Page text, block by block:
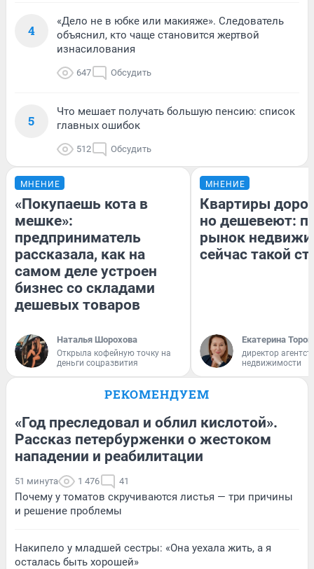
4
«Дело не в юбке или макияже». Следователь
объяснил, кто чаще становится жертвой
изнасилования
647 Обсудить
5
Что мешает получать большую пенсию: список
главных ошибок
512 Обсудить
МНЕНИЕ
«Покупаешь кота в
мешке»:
предприниматель
рассказала, как на
самом деле устроен
бизнес со складами
дешевых товаров
Наталья Шорохова
Открыла кофейную точку на
деньги соцразвития
МНЕНИЕ
Квартиры
но дешевеют:
рынок
сейчас такой
Екатерина
директор
недвижимости
РЕКОМЕНДУЕМ
«Год преследовал и облил кислотой».
Рассказ петербурженки о жестоком
нападении и реабилитации
51 минута 1 476 41
Почему у томатов скручиваются листья — три причины
и решение проблемы
Накипело у младшей сестры: «Она уехала жить, а я
осталась быть хорошей»